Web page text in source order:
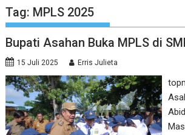
Tag: MPLS 2025
Bupati Asahan Buka MPLS di
15 Juli 2025 Erris Julieta